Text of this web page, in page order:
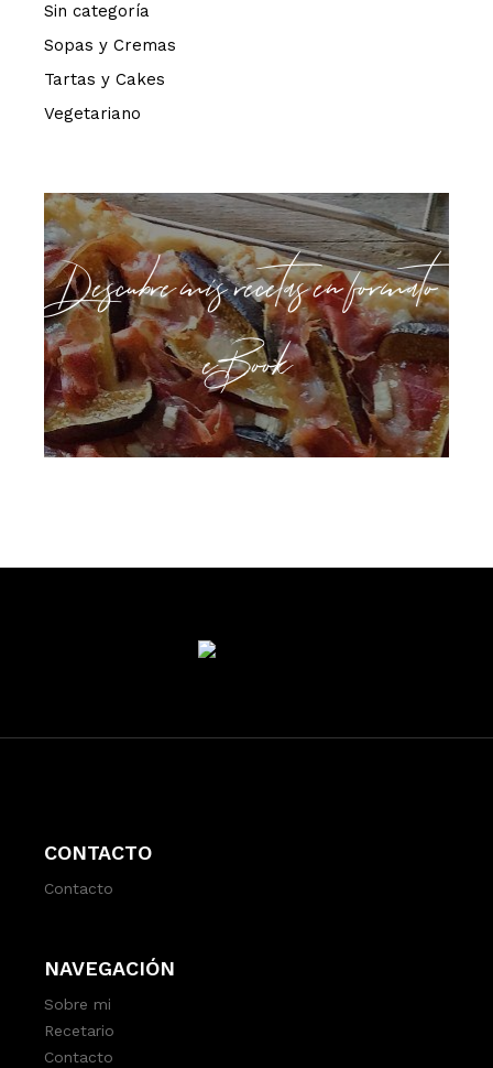
Sin categoría
Sopas y Cremas
Tartas y Cakes
Vegetariano
Descubre mis recetas en formato
eBook
CONTACTO
Contacto
NAVEGACIÓN
Sobre mi
Recetario
Contacto